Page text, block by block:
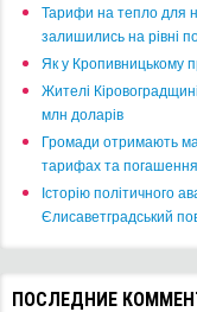
​Тарифи на тепло для
залишились на рівні
​Як у Кропивницькому
​Жителі
млн доларів
​Громади отримають
тарифах та погашення
Історію політичного
Єлисаветградський
ПОСЛЕДНИЕ